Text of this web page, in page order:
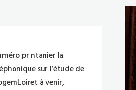
printanier la
sur l’étude de
à venir,